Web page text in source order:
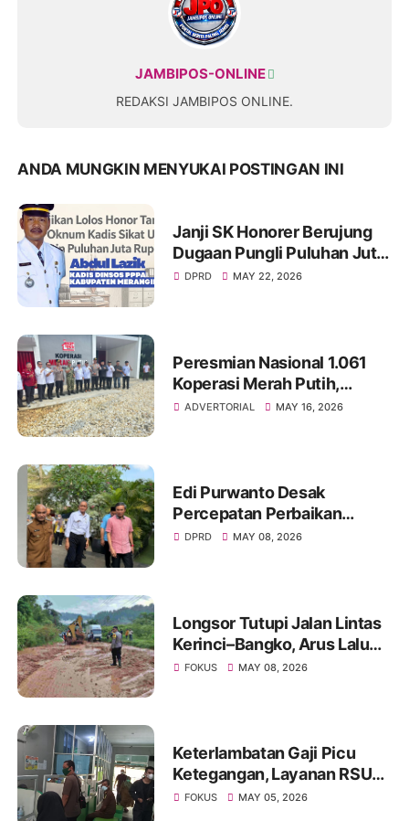
JAMBIPOS-ONLINE
REDAKSI JAMBIPOS ONLINE.
ANDA MUNGKIN MENYUKAI POSTINGAN INI
Janji SK Honorer Berujung
Dugaan Pungli Puluhan Juta,
Nama Eks Kadis Damkar
DPRD MAY 22, 2026
Peresmian Nasional 1.061
Koperasi Merah Putih,
Pemkab Merangin Perkuat
ADVERTORIAL MAY 16, 2026
Edi Purwanto Desak
Percepatan Perbaikan
Infrastruktur Jambi, Tujuh
DPRD MAY 08, 2026
Longsor Tutupi Jalan Lintas
Kerinci–Bangko, Arus Lalu
Lintas Diberlakukan Buka
FOKUS MAY 08, 2026
Keterlambatan Gaji Picu
Ketegangan, Layanan RSUD
Kolonel Abundjani Bangko
FOKUS MAY 05, 2026